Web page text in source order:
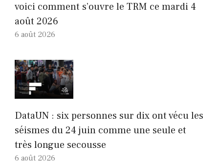
voici comment s’ouvre le TRM ce mardi 4
août 2026
6 août 2026
DataUN : six personnes sur dix ont vécu les
séismes du 24 juin comme une seule et
très longue secousse
6 août 2026